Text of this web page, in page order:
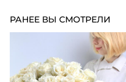
РАНЕЕ ВЫ СМОТРЕЛИ